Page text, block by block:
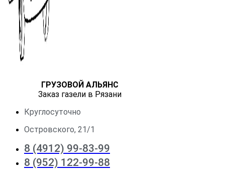
ГРУЗОВОЙ АЛЬЯНС
Заказ газели в Рязани
Круглосуточно
Островского, 21/1
8 (4912) 99-83-99
8 (952) 122-99-88